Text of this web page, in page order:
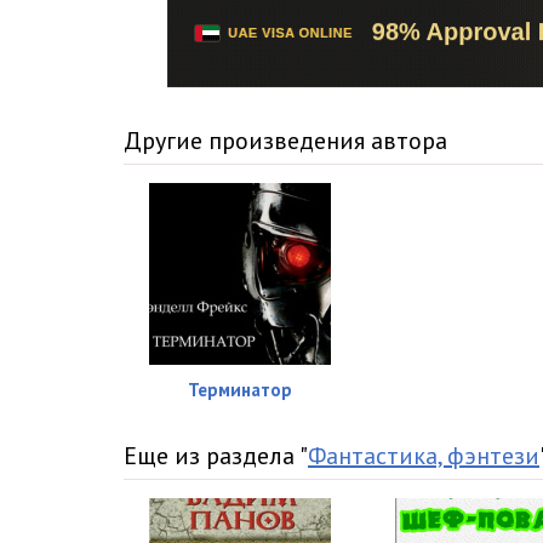
Другие произведения автора
Терминатор
Еще из раздела "Фантастика, фэнтези